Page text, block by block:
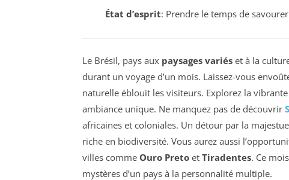
État d’esprit: Prendre le temps de
Le Brésil, pays aux paysages variés et à la
durant un voyage d’un mois. Laissez-vous
naturelle éblouit les visiteurs. Explorez la vibrante
ambiance unique. Ne manquez pas de découvrir
africaines et coloniales. Un détour par la
riche en biodiversité. Vous aurez aussi
villes comme Ouro Preto et Tiradentes. Ce
mystères d’un pays à la personnalité multiple.